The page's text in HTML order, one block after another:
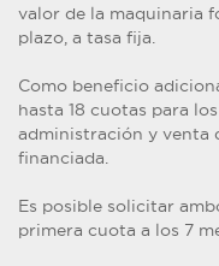
valor de la maquinaria
plazo, a tasa fija.
Como beneficio
hasta 18 cuotas para
administración y venta
financiada.
Es posible solicitar
primera cuota a los 7